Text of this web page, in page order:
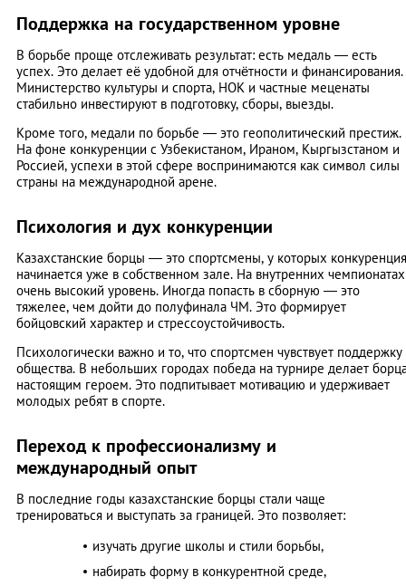
Поддержка на государственном уровне
В борьбе проще отслеживать результат: есть медаль — есть
успех. Это делает её удобной для отчётности и финансирования.
Министерство культуры и спорта, НОК и частные меценаты
стабильно инвестируют в подготовку, сборы, выезды.
Кроме того, медали по борьбе — это геополитический престиж.
На фоне конкуренции с Узбекистаном, Ираном, Кыргызстаном и
Россией, успехи в этой сфере воспринимаются как символ силы
страны на международной арене.
Психология и дух конкуренции
Казахстанские борцы — это спортсмены, у которых конкуренция
начинается уже в собственном зале. На внутренних чемпионатах
очень высокий уровень. Иногда попасть в сборную — это
тяжелее, чем дойти до полуфинала ЧМ. Это формирует
бойцовский характер и стрессоустойчивость.
Психологически важно и то, что спортсмен чувствует поддержку
общества. В небольших городах победа на турнире делает
настоящим героем. Это подпитывает мотивацию и удерживает
молодых ребят в спорте.
Переход к профессионализму и
международный опыт
В последние годы казахстанские борцы стали чаще
тренироваться и выступать за границей. Это позволяет:
изучать другие школы и стили борьбы,
набирать форму в конкурентной среде,